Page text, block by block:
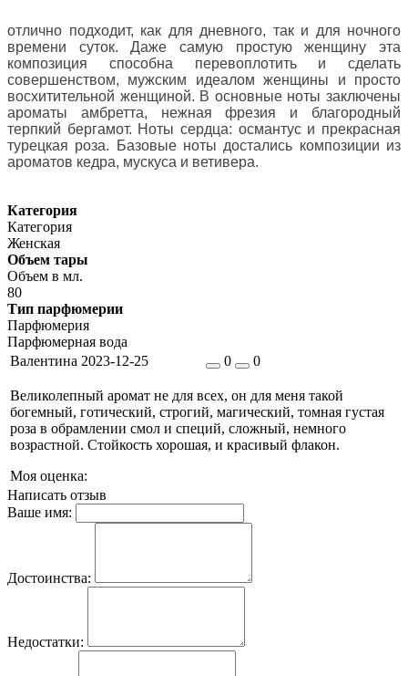
отлично подходит, как для дневного, так и для ночного
времени суток. Даже самую простую женщину эта
композиция способна перевоплотить и сделать
совершенством, мужским идеалом женщины и просто
восхитительной женщиной. В основные ноты заключены
ароматы амбретта, нежная фрезия и благородный
терпкий бергамот. Ноты сердца: османтус и прекрасная
турецкая роза. Базовые ноты достались композиции из
ароматов кедра, мускуса и ветивера.
Категория
Категория
Женская
Объем тары
Объем в мл.
80
Тип парфюмерии
Парфюмерия
Парфюмерная вода
Валентина 2023-12-25 0 0
Великолепный аромат не для всех, он для меня такой
богемный, готический, строгий, магический, томная густая
роза в обрамлении смол и специй, сложный, немного
возрастной. Стойкость хорошая, и красивый флакон.
Моя оценка:
Написать отзыв
Ваше имя:
Достоинства:
Недостатки: